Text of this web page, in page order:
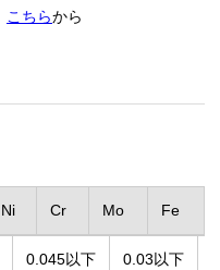
こちらから
Ni Cr Mo Fe
0.045以下 0.03以下